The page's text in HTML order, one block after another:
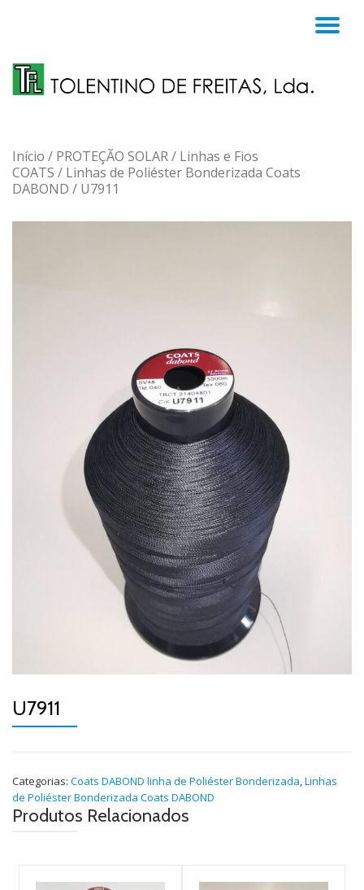
content
Início / PROTEÇÃO SOLAR/ Linhas e Fios
COATS / Linhas de Poliéster Bonderizada Coats
DABOND / U7911
U7911
Categorias: Coats DABOND linha de Poliéster Bonderizada,Linhas
de Poliéster Bonderizada Coats DABOND
Produtos Relacionados